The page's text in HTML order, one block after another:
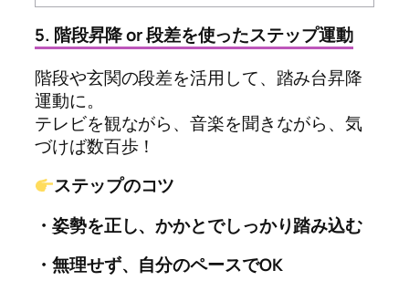
5. 階段昇降 or 段差を使ったステップ運動
階段や玄関の段差を活用して、踏み台昇降
運動に。
テレビを観ながら、音楽を聞きながら、気
づけば数百歩！
ステップのコツ
・姿勢を正し、かかとでしっかり踏み込む
・無理せず、自分のペースでOK